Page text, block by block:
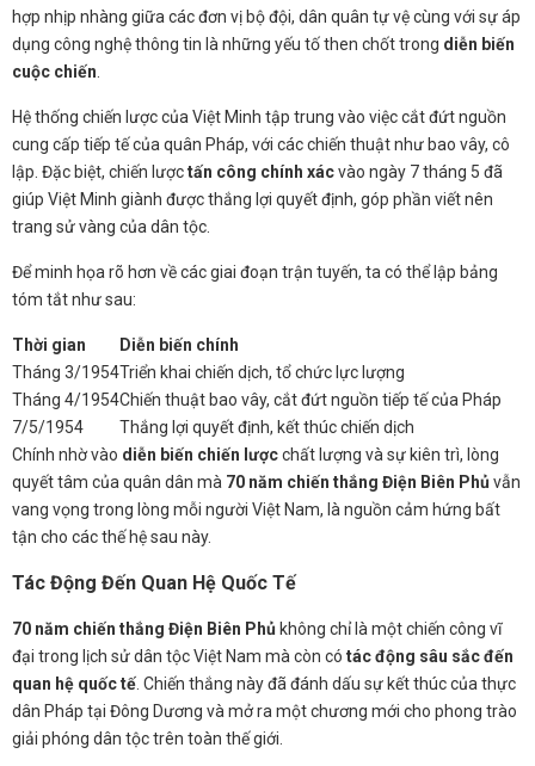
hợp nhịp nhàng giữa các đơn vị bộ đội, dân quân tự vệ cùng với sự áp
dụng công nghệ thông tin là những yếu tố then chốt trong diễn biến
cuộc chiến
Hệ thống chiến lược của Việt Minh tập trung vào việc cắt đứt nguồn
cung cấp tiếp tế của quân Pháp, với các chiến thuật như bao vây, cô
lập. Đặc biệt, chiến lượctấn công chính xácvào ngày 7 tháng 5 đã
giúp Việt Minh giành được thắng lợi quyết định, góp phần viết nên
trang sử vàng của dân tộc.
Để minh họa rõ hơn về các giai đoạn trận tuyến, ta có thể lập bảng
tóm tắt như sau:
Thời gian
Diễn biến chính
Tháng 3/1954Triển khai chiến dịch, tổ chức lực lượng
Tháng 4/1954Chiến thuật bao vây, cắt đứt nguồn tiếp tế của Pháp
7/5/1954
Thắng lợi quyết định, kết thúc chiến dịch
Chính nhờ vào diễn biến chiến lượcchất lượng và sự kiên trì, lòng
quyết tâm của quân dân mà 70 năm chiến thắng Điện Biên Phủ vẫn
vang vọng trong lòng mỗi người Việt Nam, là nguồn cảm hứng bất
tận cho các thế hệ sau này.
Tác Động Đến Quan Hệ Quốc Tế
70 năm chiến thắng Điện Biên Phủ không chỉ là một chiến công vĩ
đại trong lịch sử dân tộc Việt Nam mà còn có tác động sâu sắc đến
quan hệ quốc tế . Chiến thắng này đã đánh dấu sự kết thúc của thực
dân Pháp tại Đông Dương và mở ra một chương mới cho phong trào
giải phóng dân tộc trên toàn thế giới.